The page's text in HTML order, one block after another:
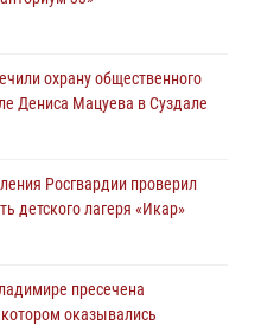
Росгвардейскую
охрану общественного
Управления
охрану общественного
Дениса Мацуева в Суздале
Росгвардии проверил
детского лагеря «Икар»
пресечена
оказывались